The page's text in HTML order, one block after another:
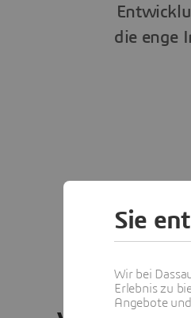
die enge
Sie
Wir bei
Erlebnis zu
Angebote